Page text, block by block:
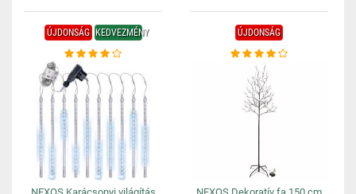
ÚJDONSÁG KEDVEZMÉNY ÚJDONSÁG